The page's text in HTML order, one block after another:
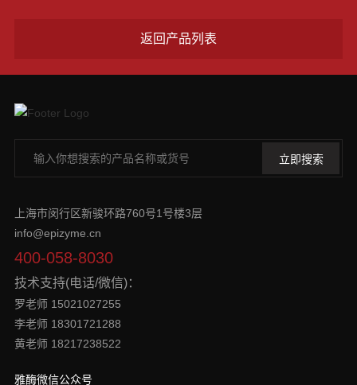
返回产品列表
上海市闵行区新骏环路760号1号楼3层
info@epizyme.cn
400-058-8030
技术支持(电话/微信)：
罗老师 15021027255
李老师 18301721288
黄老师 18217238522
雅酶微信公众号